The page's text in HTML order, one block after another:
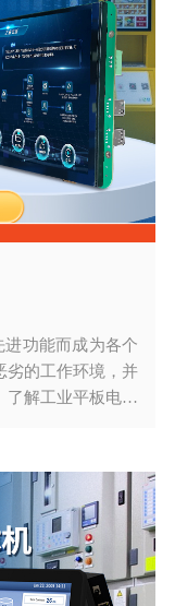
功能而成为各个
劣的工作环境，并
了解工业平板电脑